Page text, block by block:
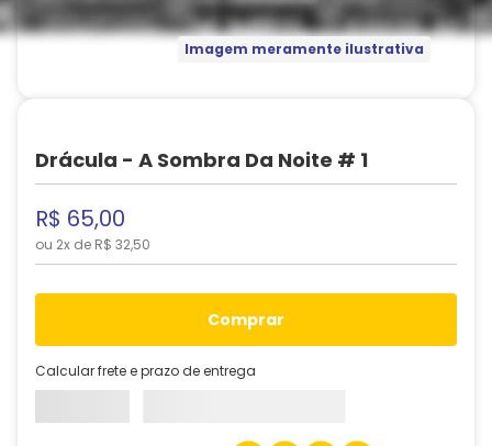
Imagem meramente ilustrativa
Drácula - A Sombra Da Noite # 1
R$ 65,00
ou 2x de R$ 32,50
comprar
Calcular frete e prazo de entrega